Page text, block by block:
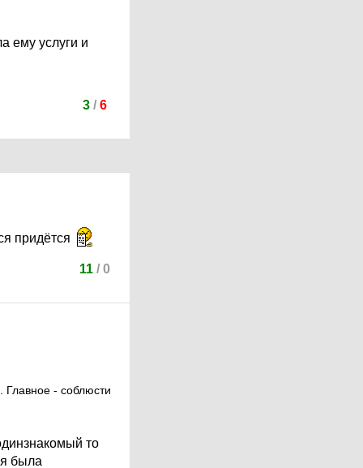
ему услуги и
3/ 6
придётся
11/ 0
Главное - соблюсти
то
была